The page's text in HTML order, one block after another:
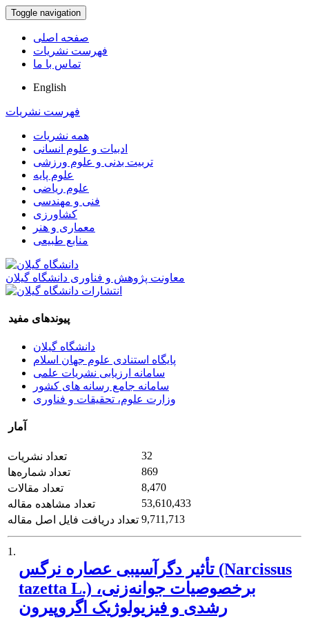
Toggle navigation
صفحه اصلی
فهرست نشریات
تماس با ما
English
فهرست نشریات
همه نشریات
ادبیات و علوم انسانی
تربیت بدنی و علوم ورزشی
علوم پایه
علوم ریاضی
فنی و مهندسی
کشاورزی
معماری و هنر
منابع طبیعی
معاونت پژوهش و فناوری دانشگاه گیلان
پیوندهای مفید
دانشگاه گیلان
پایگاه استنادی علوم جهان اسلام
سامانه ارزیابی نشریات علمی
سامانه جامع رسانه های کشور
وزارت علوم، تحقیقات و فناوری
آمار
تعداد نشریات
32
تعداد شماره‌ها
869
تعداد مقالات
8,470
تعداد مشاهده مقاله
53,610,433
تعداد دریافت فایل اصل مقاله 9,711,713
1.
تأثیر دگرآسیبی عصاره نرگس (Narcissus
tazetta L.) برخصوصیات جوانه‌زنی،
رشدی و فیزیولوژیک اگروپیرون